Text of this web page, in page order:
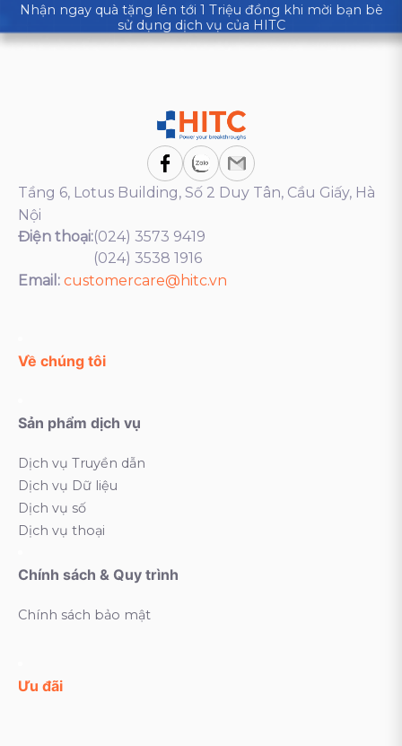
Nhận ngay quà tặng lên tới 1 Triệu đồng khi mời bạn bè
sử dụng dịch vụ của HITC
Tầng 6, Lotus Building, Số 2 Duy Tân, Cầu Giấy, Hà
Nội
Điện thoại:(024) 3573 9419
(024) 3538 1916
Email: customercare@hitc.vn
Về chúng tôi
Sản phẩm dịch vụ
Dịch vụ Truyền dẫn
Dịch vụ Dữ liệu
Dịch vụ số
Dịch vụ thoại
Chính sách & Quy trình
Chính sách bảo mật
Ưu đãi